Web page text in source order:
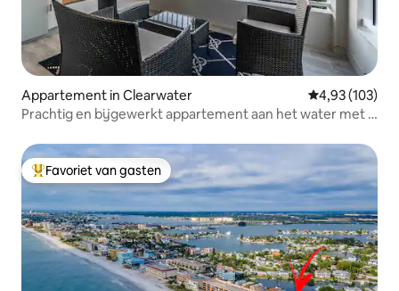
Appartement in Clearwater Gemiddelde
4,93 (103)
Prachtig en bijgewerkt appartement aan het water met 2
Topfavoriet van gasten
Favoriet van gasten